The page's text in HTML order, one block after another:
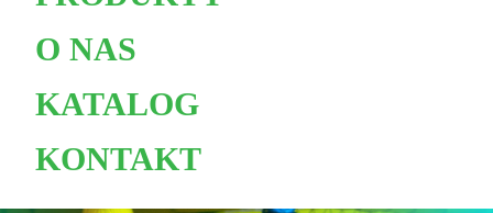
O NAS
KATALOG
KONTAKT